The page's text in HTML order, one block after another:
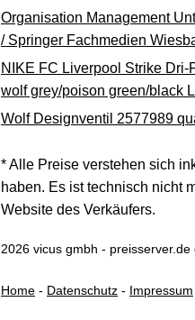
Organisation Management
/ Springer Fachmedien
NIKE FC Liverpool Strike
wolf grey/poison green/black L
Wolf Designventil 2577989
* Alle Preise verstehen sich
haben. Es ist technisch nicht
Website des Verkäufers.
2026 vicus gmbh -
Home - Datenschutz - Impressum